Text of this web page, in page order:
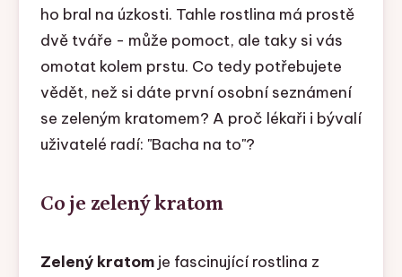
ho bral na úzkosti. Tahle rostlina má prostě
dvě tváře - může pomoct, ale taky si vás
omotat kolem prstu. Co tedy potřebujete
vědět, než si dáte první osobní seznámení
se zeleným kratomem? A proč lékaři i bývalí
uživatelé radí: "Bacha na to"?
Co je zelený kratom
Zelený kratomje fascinující rostlina z